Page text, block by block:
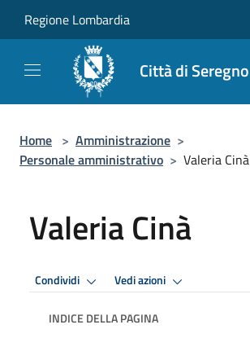
Regione Lombardia
Città di Seregno
Home > Amministrazione >
Personale amministrativo > Valeria Cinà
Valeria Cinà
Condividi Vedi azioni
INDICE DELLA PAGINA